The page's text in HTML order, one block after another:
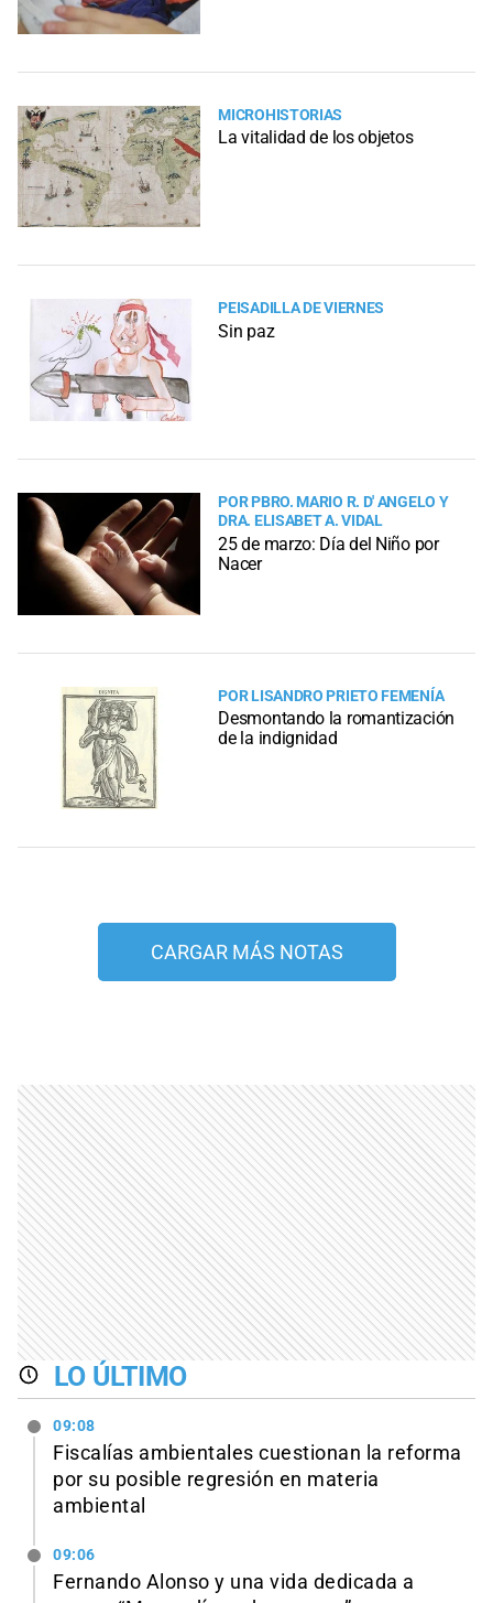
MICROHISTORIAS
La vitalidad de los objetos
PEISADILLA DE VIERNES
Sin paz
POR PBRO. MARIO R. D' ANGELO Y
DRA. ELISABET A. VIDAL
25 de marzo: Día del Niño por
Nacer
POR LISANDRO PRIETO FEMENÍA
Desmontando la romantización
de la indignidad
CARGAR MÁS NOTAS
LO ÚLTIMO
09:08
Fiscalías ambientales cuestionan la reforma
por su posible regresión en materia
ambiental
09:06
Fernando Alonso y una vida dedicada a